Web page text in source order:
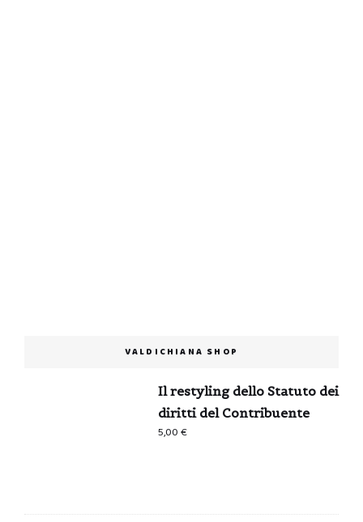
VALDICHIANA SHOP
Il restyling dello Statuto dei
diritti del Contribuente
5,00€